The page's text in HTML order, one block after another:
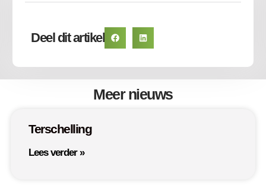
Deel dit artikel
Meer nieuws
Terschelling
Lees verder »